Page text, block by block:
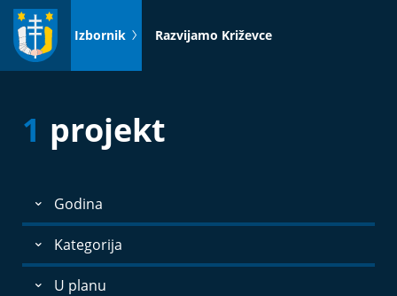
Idi
sadržaj
Izbornik Razvijamo Križevce
1 projekt
Godina
Kategorija
U planu